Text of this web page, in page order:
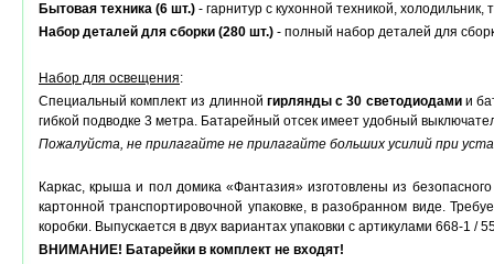
Бытовая техника (6 шт.) - гарнитур с кухонной техникой,
Набор деталей для сборки (280 шт.) - полный набор деталей для
Набор для освещения:
Специальный комплект из длинной гирлянды с 30 светодиодамии
гибкой подводке 3 метра. Батарейный отсек имеет удобный
Пожалуйста, не прилагайте не прилагайте больших усилий при
Каркас, крыша и пол домика «Фантазия» изготовлены из
картонной транспортировочной упаковке, в разобранном виде.
коробки. Выпускается в двух вариантах упаковки с артикулами 668-1 /
ВНИМАНИЕ! Батарейки в комплект не входят!